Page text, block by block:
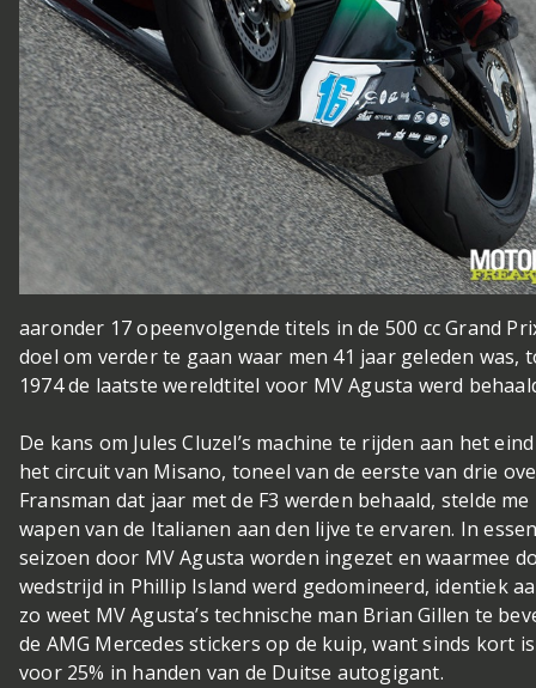
aaronder 17 opeenvolgende titels in de 500 cc Grand
doel om verder te gaan waar men 41 jaar geleden was,
1974 de laatste wereldtitel voor MV Agusta werd
De kans om Jules Cluzel’s machine te rijden aan het
het circuit van Misano, toneel van de eerste van drie
Fransman dat jaar met de F3 werden behaald, stelde
wapen van de Italianen aan den lijve te ervaren. In
seizoen door MV Agusta worden ingezet en waarmee
wedstrijd in Phillip Island werd gedomineerd, identiek
zo weet MV Agusta’s technische man Brian Gillen te
de AMG Mercedes stickers op de kuip, want sinds kort
voor 25% in handen van de Duitse autogigant.